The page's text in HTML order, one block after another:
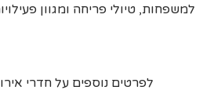
למשפחות, טיולי פריחה ומגוון
לפרטים נוספים על חדרי